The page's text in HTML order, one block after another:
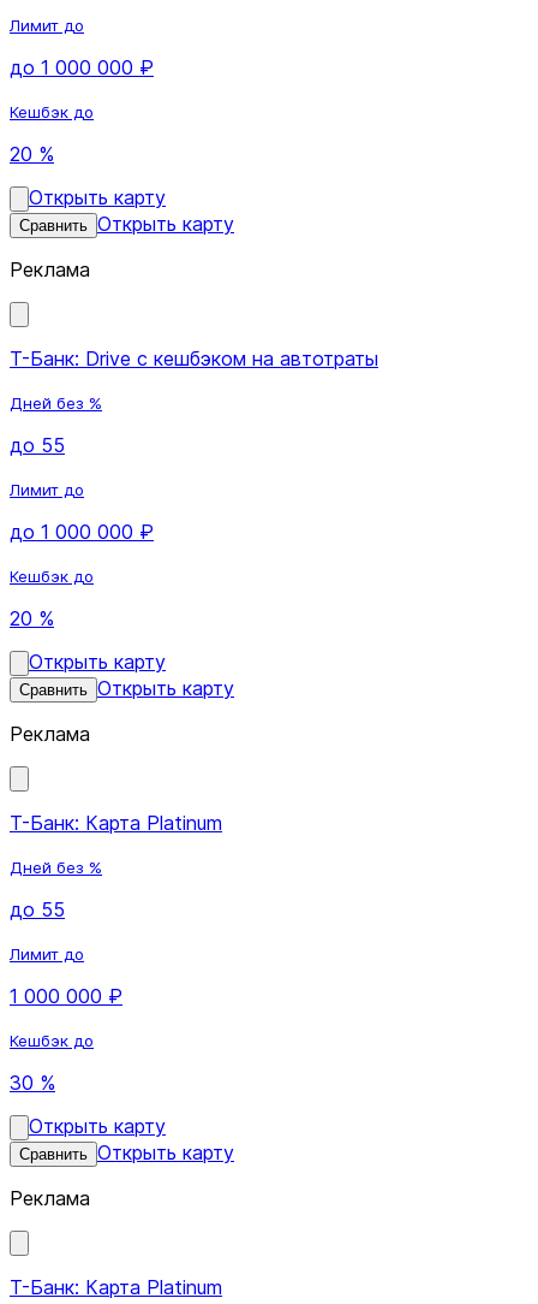
Лимит до
до 1 000 000 ₽
Кешбэк до
20 %
Открыть карту
Сравнить Открыть карту
Реклама
Т-Банк: Drive с кешбэком на автотраты
Дней без %
до 55
Лимит до
до 1 000 000 ₽
Кешбэк до
20 %
Открыть карту
Сравнить Открыть карту
Реклама
Т-Банк: Карта Platinum
Дней без %
до 55
Лимит до
1 000 000 ₽
Кешбэк до
30 %
Открыть карту
Сравнить Открыть карту
Реклама
Т-Банк: Карта Platinum